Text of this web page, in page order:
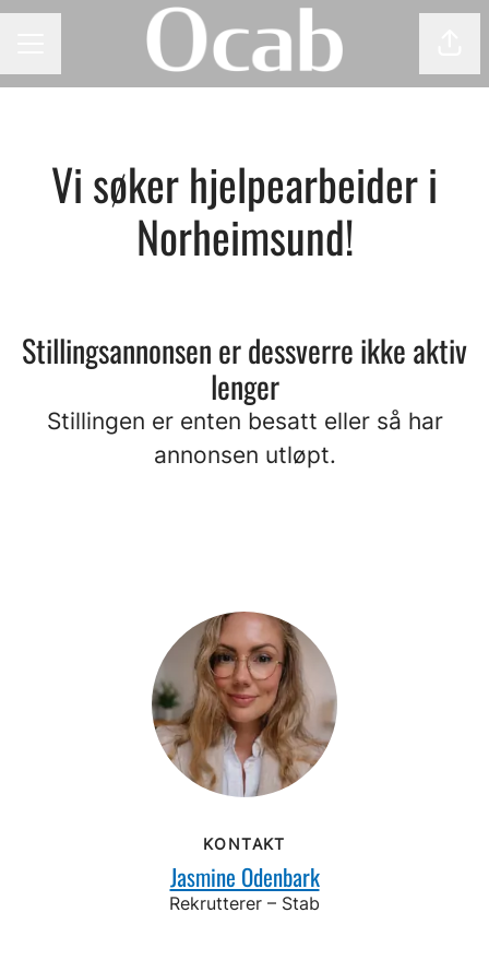
Vi søker hjelpearbeider i
Norheimsund!
Stillingsannonsen er dessverre ikke aktiv
lenger
Stillingen er enten besatt eller så har
annonsen utløpt.
KONTAKT
Jasmine Odenbark
Rekrutterer – Stab